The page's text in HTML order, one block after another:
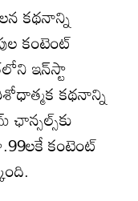
కథనాన్ని
కంటెంట్‌
ఇన్‌స్టా
కథనాన్ని
కంటెంట్